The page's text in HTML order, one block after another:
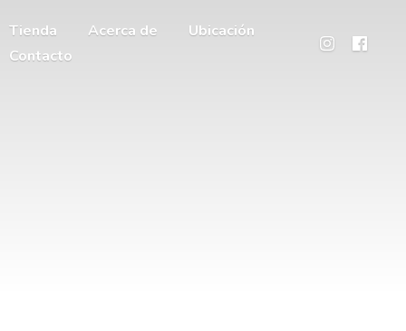
Tienda Acerca de
Ubicación
Contacto